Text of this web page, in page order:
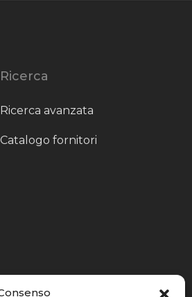
Ricerca
Ricerca avanzata
Catalogo fornitori